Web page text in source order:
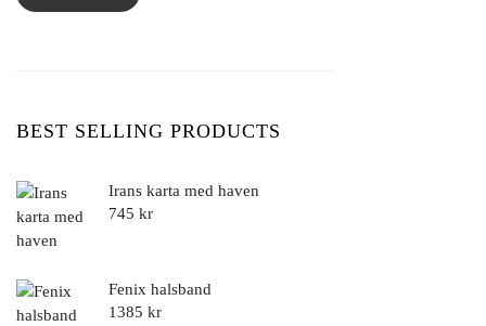
BEST SELLING PRODUCTS
Irans karta med haven
745 kr
Fenix halsband
1385 kr